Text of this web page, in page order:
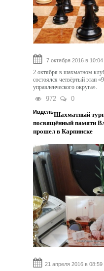
7 октября 2016 в 10:04
2 октября в шахматном
состоялся четвёртый этап
управленческого округа».
972 0
ИвдельШахматный
посвящённый памяти
прошел в Карпинске
21 апреля 2016 в 08:59